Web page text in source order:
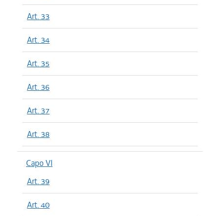
Art. 33
Art. 34
Art. 35
Art. 36
Art. 37
Art. 38
Capo VI
Art. 39
Art. 40